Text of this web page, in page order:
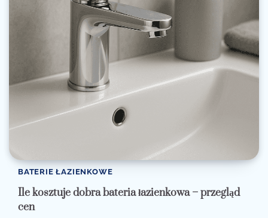
BATERIE ŁAZIENKOWE
Ile kosztuje dobra bateria łazienkowa – przegląd
cen